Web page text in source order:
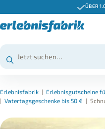
ÜBER
Erlebnisfabrik | Erlebnisgutscheine
| Vatertagsgeschenke bis 50 € |